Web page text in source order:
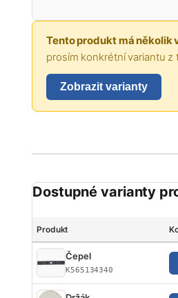
Tento produkt má několik
prosím konkrétní variantu z
Zobrazit varianty
Dostupné varianty
Produkt
Čepel
K565134340